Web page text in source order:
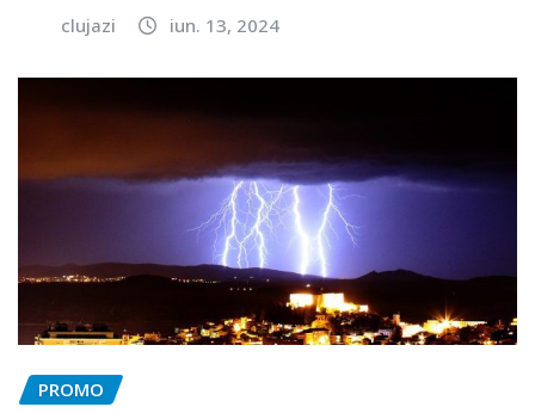
clujazi iun. 13, 2024
PROMO